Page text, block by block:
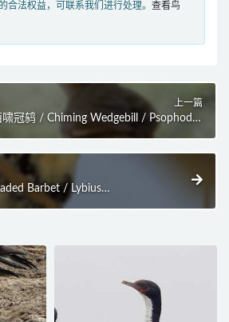
合法权益，可联系我们进行处理。 查看鸟
上一篇
啸冠鸫 / Chiming Wedgebill / Psophodes
occidentalis
Barbet / Lybius